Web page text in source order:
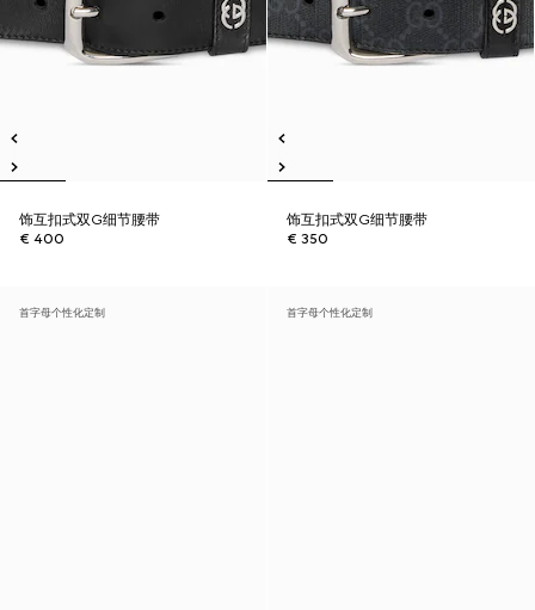
饰互扣式双G细节腰带
€ 400
饰互扣式双G细节腰带
€ 350
首字母个性化定制 首字母个性化定制